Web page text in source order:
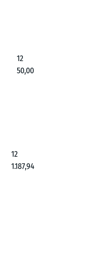
12
50,00
12
1.187,94